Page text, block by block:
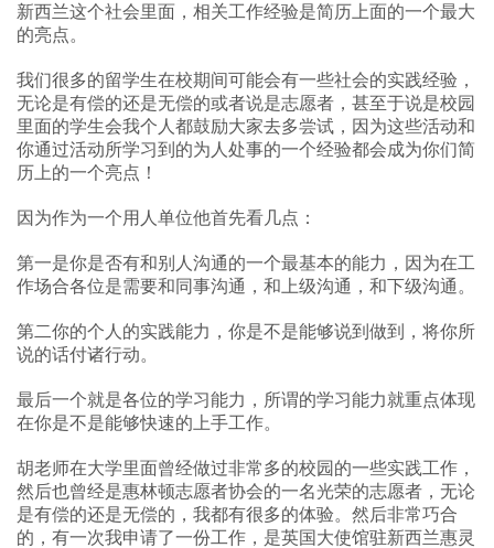
新西兰这个社会里面，相关工作经验是简历上面的一个最大
的亮点。
我们很多的留学生在校期间可能会有一些社会的实践经验，
无论是有偿的还是无偿的或者说是志愿者，甚至于说是校园
里面的学生会我个人都鼓励大家去多尝试，因为这些活动和
你通过活动所学习到的为人处事的一个经验都会成为你们简
历上的一个亮点！
因为作为一个用人单位他首先看几点：
第一是你是否有和别人沟通的一个最基本的能力，因为在工
作场合各位是需要和同事沟通，和上级沟通，和下级沟通。
第二你的个人的实践能力，你是不是能够说到做到，将你所
说的话付诸行动。
最后一个就是各位的学习能力，所谓的学习能力就重点体现
在你是不是能够快速的上手工作。
胡老师在大学里面曾经做过非常多的校园的一些实践工作，
然后也曾经是惠林顿志愿者协会的一名光荣的志愿者，无论
是有偿的还是无偿的，我都有很多的体验。然后非常巧合
的，有一次我申请了一份工作，是英国大使馆驻新西兰惠灵